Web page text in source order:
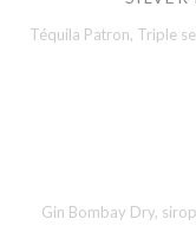
Téquila Patron, Triple
Gin Bombay Dry,